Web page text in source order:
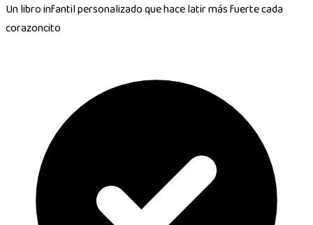
Un libro infantil personalizado que hacelatir más fuerte cada
corazoncito